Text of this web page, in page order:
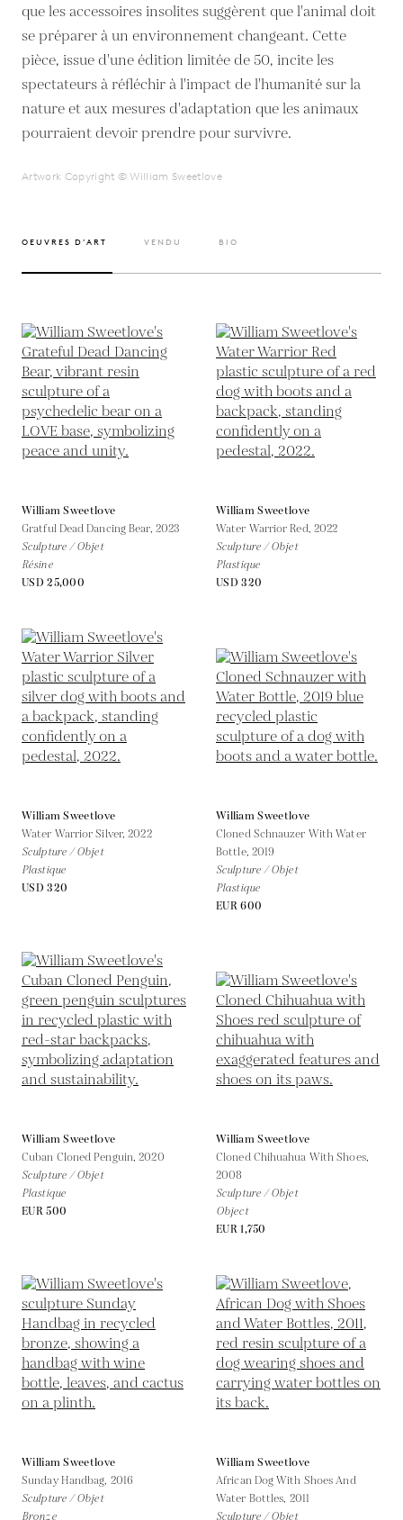
que les accessoires insolites suggèrent que l'animal doit
se préparer à un environnement changeant. Cette
pièce, issue d'une édition limitée de 50, incite les
spectateurs à réfléchir à l'impact de l'humanité sur la
nature et aux mesures d'adaptation que les animaux
pourraient devoir prendre pour survivre.
Artwork Copyright © William Sweetlove
OEUVRES D’ART VENDU BIO
William Sweetlove
Gratful Dead Dancing Bear, 2023
Sculpture / Objet
Résine
USD 25,000
William Sweetlove
Water Warrior Red, 2022
Sculpture / Objet
Plastique
USD 320
William Sweetlove
Water Warrior Silver,2022
Sculpture / Objet
Plastique
USD 320
William Sweetlove
Cloned Schnauzer With Water
Bottle, 2019
Sculpture / Objet
Plastique
EUR 600
William Sweetlove
Cuban Cloned Penguin,2020
Sculpture / Objet
Plastique
EUR 500
William Sweetlove
Cloned Chihuahua With Shoes,
2008
Sculpture / Objet
Object
EUR 1,750
William Sweetlove
Sunday Handbag, 2016
Sculpture / Objet
Bronze
William Sweetlove
African Dog With Shoes And
Water Bottles, 2011
Sculpture / Objet